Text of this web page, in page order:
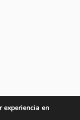
experiencia en